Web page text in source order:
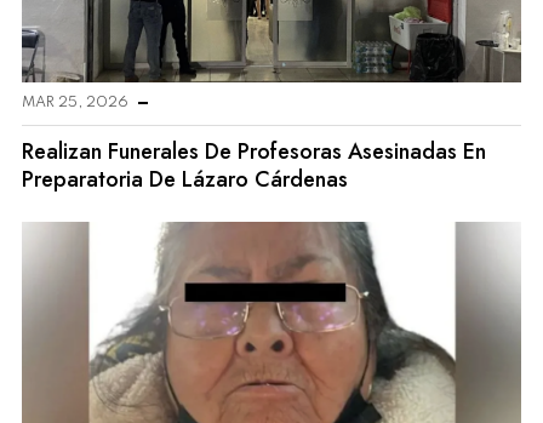
MAR 25, 2026
Realizan Funerales De Profesoras Asesinadas En
Preparatoria De Lázaro Cárdenas